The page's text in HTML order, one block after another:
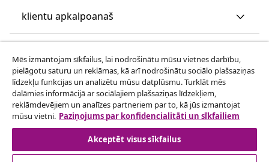
klientu apkalpoanaš
vidaXL
Apskatiet vairāk
Mēs izmantojam sīkfailus, lai nodrošinātu mūsu vietnes darbību,
pielāgotu saturu un reklāmas, kā arī nodrošinātu sociālo plašsaziņas
līdzekļu funkcijas un analizētu mūsu datplūsmu. Turklāt mēs
dalāmies informācijā ar sociālajiem plašsaziņas līdzekļiem,
reklāmdevējiem un analīzes partneriem par to, kā jūs izmantojat
mūsu vietni. Paziņojums par konfidencialitāti un sīkfailiem
Akceptēt visus sīkfailus